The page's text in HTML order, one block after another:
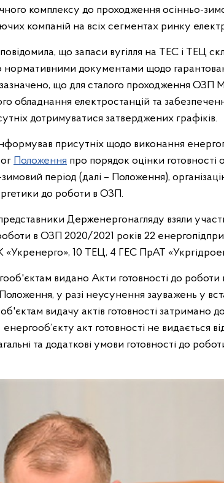
комплексу до проходження осінньо-
компаній на всіх сегментах ринку
що запаси вугілля на ТЕС і ТЕЦ
нормативними документами щодо
що для сталого проходження ОЗП
обладнання електростанцій та
дотримуватися затверджених графіків.
присутніх щодо виконання
Положення про порядок оцінки готовності
період (далі – Положення),
до роботи в ОЗП.
Держенергонагляду взяли
в ОЗП 2020/2021 років 22
10 ТЕЦ, 4 ГЕС ПрАТ
видано Акти готовності до
у разі неусунення зауважень у
видачу актів готовності затримано
акт готовності не видається
та додаткові умови готовності до